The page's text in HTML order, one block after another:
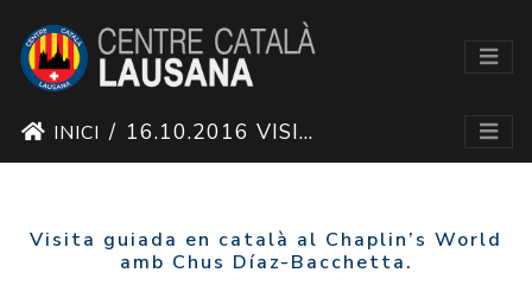
INICI 16.10.2016 VISITA GUIADA EN CATALÀ AL CHAPLIN'S WORLD
Visita guiada en català al Chaplin’s World
amb Chus Díaz-Bacchetta.